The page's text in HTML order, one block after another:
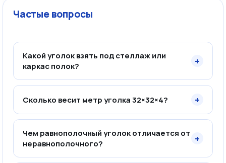
Частые вопросы
Какой уголок взять под стеллаж или
каркас полок?
+
Сколько весит метр уголка 32×32×4? +
Чем равнополочный уголок отличается от
неравнополочного?
+